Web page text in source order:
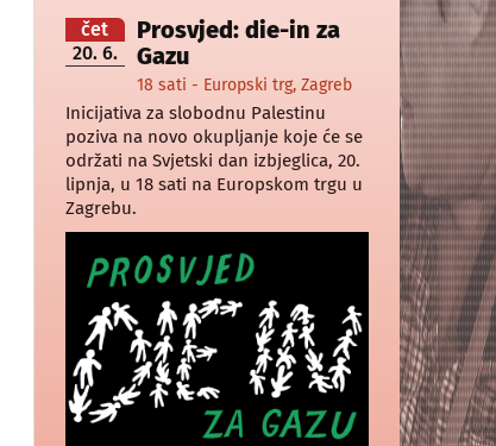
čet
20. 6.
Prosvjed: die-in za
Gazu
18 sati - Europski trg, Zagreb
Inicijativa za slobodnu Palestinu
poziva na novo okupljanje koje će se
održati na Svjetski dan izbjeglica, 20.
lipnja, u 18 sati na Europskom trgu u
Zagrebu.